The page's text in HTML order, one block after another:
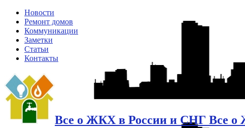
Новости
Ремонт домов
Коммуникации
Заметки
Статьи
Контакты
Все о ЖКХ в России и СНГ Все